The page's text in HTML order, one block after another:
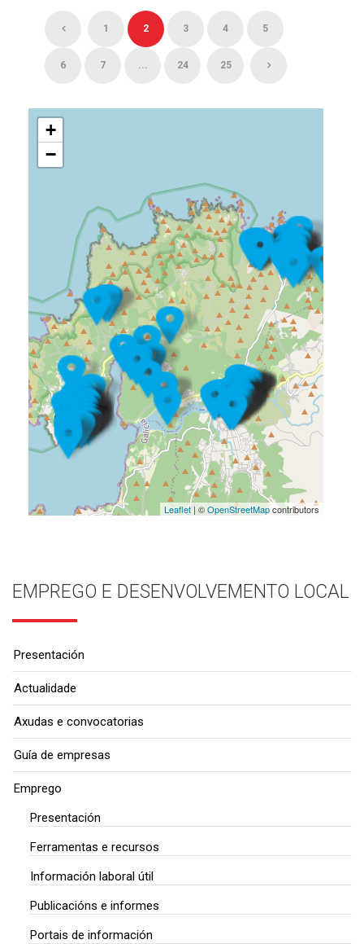
1 2 3 4 5
6 7 ... 24 25
+
−
Leaflet| ©OpenStreetMapcontributors
EMPREGO E DESENVOLVEMENTO LOCAL
Presentación
Actualidade
Axudas e convocatorias
Guía de empresas
Emprego
Presentación
Ferramentas e recursos
Información laboral útil
Publicacións e informes
Portais de información